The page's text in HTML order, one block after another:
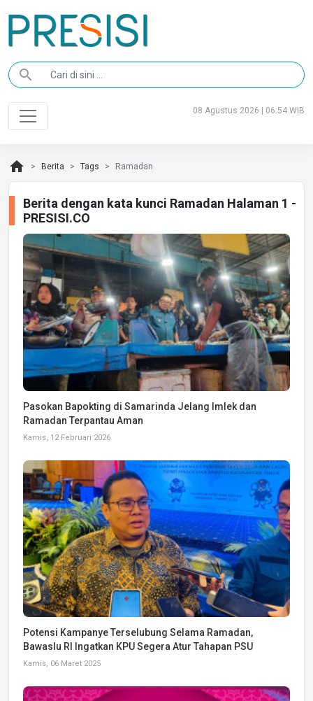
search
08 Agustus 2026 | 06:54 WIB
home Berita Tags Ramadan
Berita dengan kata kunci Ramadan Halaman 1 -
PRESISI.CO
Pasokan Bapokting di Samarinda Jelang Imlek dan
Ramadan Terpantau Aman
Kamis, 12 Februari 2026
Potensi Kampanye Terselubung Selama Ramadan,
Bawaslu RI Ingatkan KPU Segera Atur Tahapan PSU
Kamis, 06 Maret 2025